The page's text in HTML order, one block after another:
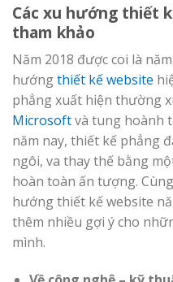
Các xu hướng thiết
tham khảo
Năm 2018 được coi là
hướngthiết kế website
phẳng xuất hiện thường
Microsoftvà tung hoành
năm nay, thiết kế phẳng
ngôi, va thay thế bằng
hoàn toàn ấn tượng.
hướng thiết kế website
thêm nhiều gợi ý cho
mình.